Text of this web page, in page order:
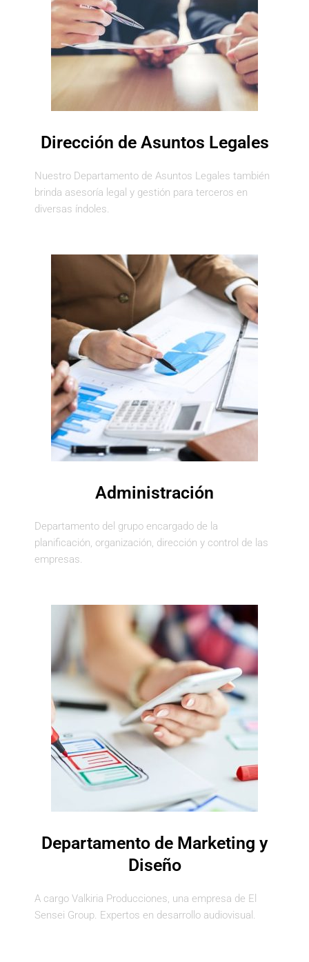
Dirección de Asuntos Legales
Nuestro Departamento de Asuntos Legales también
brinda asesoría legal y gestión para terceros en
diversas índoles.
Departamento de Marketing y
Diseño
A cargo Valkiria Producciones, una empresa de El
Sensei Group. Expertos en desarrollo audiovisual.
Administración
Departamento del grupo encargado de la
planificación, organización, dirección y control de las
empresas.